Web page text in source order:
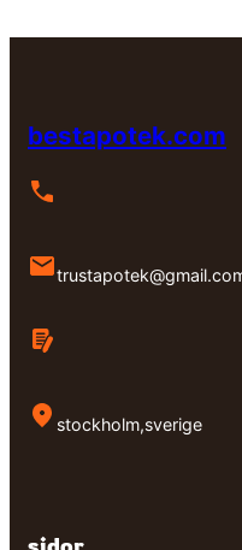
bestapotek.com
stockholm,sverige